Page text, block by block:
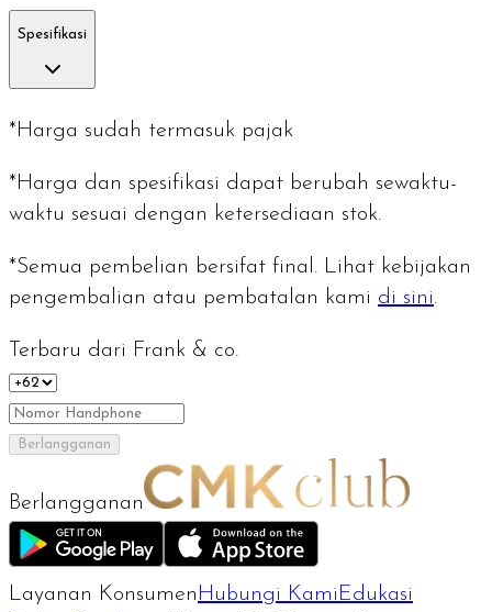
Spesifikasi
*Harga sudah termasuk pajak
*Harga dan spesifikasi dapat berubah sewaktu-
waktu sesuai dengan ketersediaan stok.
*Semua pembelian bersifat final. Lihat kebijakan
pengembalian atau pembatalan kami di sini.
Terbaru dari Frank & co.
Berlangganan
Berlangganan
Layanan Konsumen Hubungi Kami Edukasi